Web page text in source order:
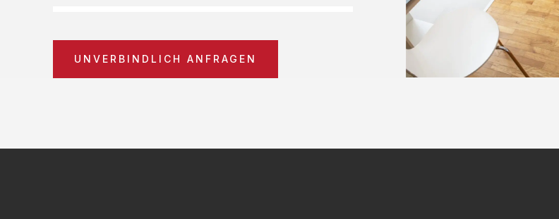
UNVERBINDLICH ANFRAGEN